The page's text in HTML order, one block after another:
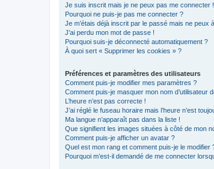
Je suis inscrit mais je ne peux pas me connecter !
Pourquoi ne puis-je pas me connecter ?
Je m’étais déjà inscrit par le passé mais ne peux
J’ai perdu mon mot de passe !
Pourquoi suis-je déconnecté automatiquement ?
À quoi sert « Supprimer les cookies » ?
Préférences et paramètres des utilisateurs
Comment puis-je modifier mes paramètres ?
Comment puis-je masquer mon nom d’utilisateur
L’heure n’est pas correcte !
J’ai réglé le fuseau horaire mais l’heure n’est
Ma langue n’apparaît pas dans la liste !
Que signifient les images situées à côté de mon
Comment puis-je afficher un avatar ?
Quel est mon rang et comment puis-je le modifier
Pourquoi m’est-il demandé de me connecter